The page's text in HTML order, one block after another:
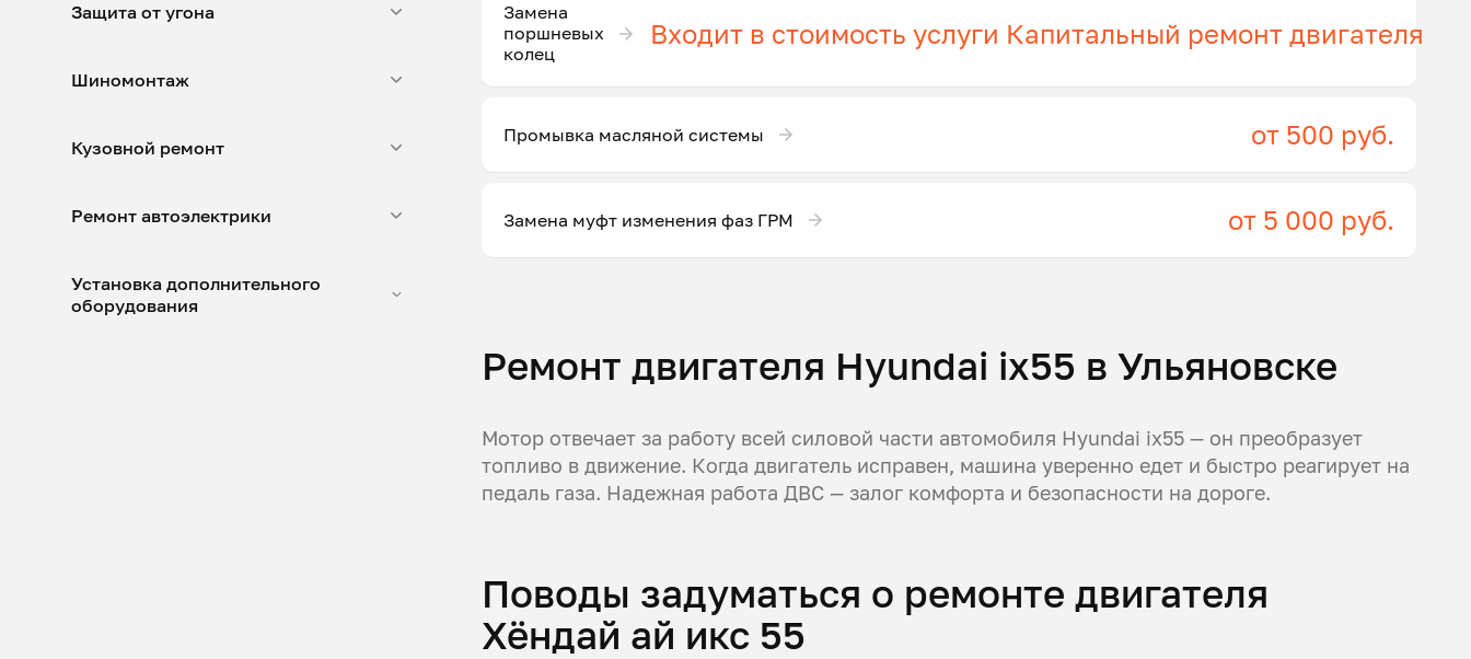
Защита от угона
Шиномонтаж
Кузовной ремонт
Ремонт автоэлектрики
Установка дополнительного
оборудования
Замена
поршневых
колец
Входит в стоимость услуги Капитальный ремонт двигателя
Промывка масляной системы от 500 руб.
Замена муфт изменения фаз ГРМ от 5 000 руб.
Ремонт двигателя Hyundai ix55 в Ульяновске
Мотор отвечает за работу всей силовой части автомобиля Hyundai ix55 — он преобразует
топливо в движение. Когда двигатель исправен, машина уверенно едет и быстро реагирует на
педаль газа. Надежная работа ДВС — залог комфорта и безопасности на дороге.
Поводы задуматься о ремонте двигателя
Хёндай ай икс 55